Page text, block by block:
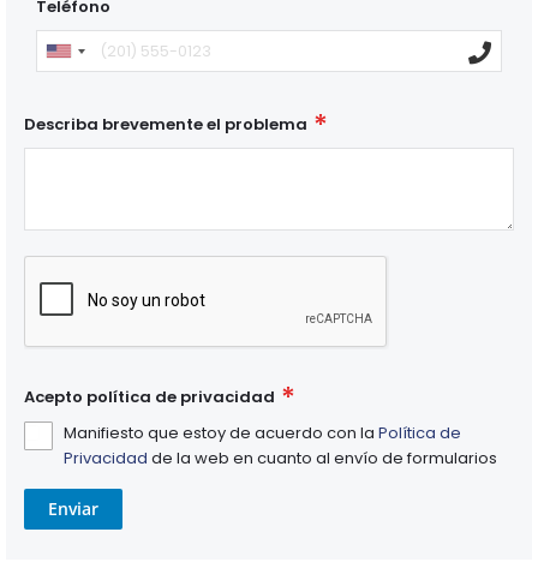
Teléfono
Describa brevemente el problema
Acepto política de privacidad
Manifiesto que estoy de acuerdo con la Política de
Privacidad de la web en cuanto al envío de formularios
Enviar